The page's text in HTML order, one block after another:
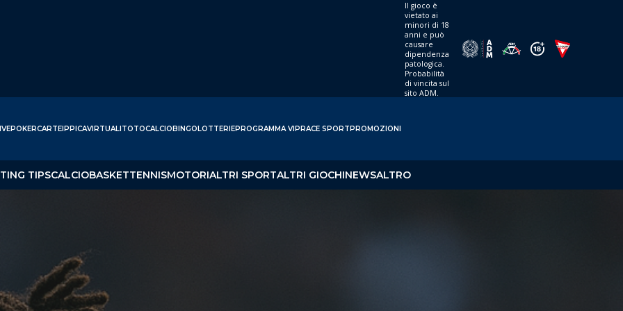
Il gioco è
vietato ai
minori di 18
anni e può
causare
dipendenza
patologica.
Probabilità
di vincita sul
sito ADM.
POKERCARTEIPPICAVIRTUALI TOTOCALCIO BINGO LOTTERIEPROGRAMMA VIP RACE SPORT PROMOZIONI
TIPSCALCIOBASKETTENNISMOTORIALTRI SPORTALTRI GIOCHINEWSALTRO